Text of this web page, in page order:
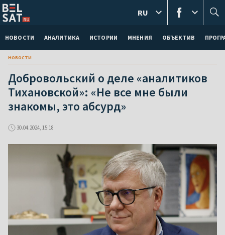
НОВОСТИ АНАЛИТИКА ИСТОРИИ МНЕНИЯ ОБЪЕКТИВ
RU
новости
Добровольский о деле «аналитиков
Тихановской»: «Не все мне были
знакомы, это абсурд»
30.04.2024, 15:18